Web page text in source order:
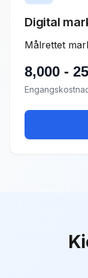
Digital
Målrettet
8,000 -